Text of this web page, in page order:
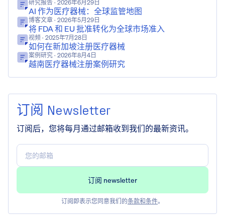
研究报告 · 2026年6月29日
AI 作为医疗器械：全球监管地图
博客文章 · 2026年5月29日
将 FDA 和 EU 批准转化为全球市场准入
视频 · 2025年7月28日
如何在新加坡注册医疗器械
案例研究 · 2026年8月4日
越南医疗器械注册案例研究
订阅 Newsletter
订阅后，您将每月通过邮箱收到我们的最新资讯。
订阅即表示您同意我们的条款和条件。